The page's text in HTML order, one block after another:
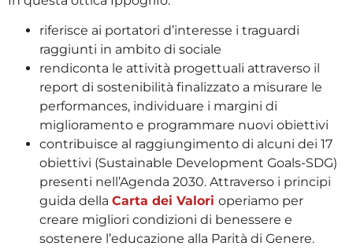
riferisce ai portatori d’interesse i traguardi
raggiunti in ambito di sociale
rendiconta le attività progettuali attraverso il
report di sostenibilità finalizzato a misurare le
performances, individuare i margini di
miglioramento e programmare nuovi obiettivi
contribuisce al raggiungimento di alcuni dei 17
obiettivi (Sustainable Development Goals-SDG)
presenti nell’Agenda 2030. Attraverso i principi
guida della Carta dei Valori operiamo per
creare migliori condizioni di benessere e
sostenere l’educazione alla Parità di Genere.